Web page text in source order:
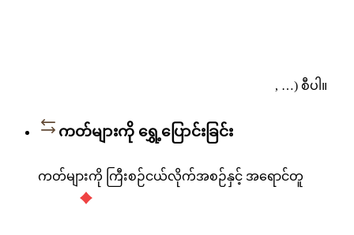
, …) စီပါ။
ကတ်များကို ရွှေ့ပြောင်းခြင်း
ကတ်များကို ကြီးစဉ်ငယ်လိုက်အစဉ်နှင့် အရောင်တူ